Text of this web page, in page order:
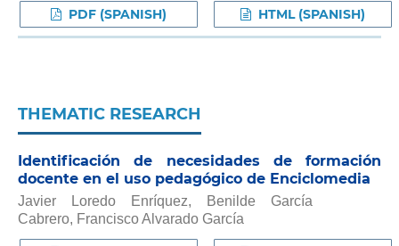
PDF (SPANISH) HTML (SPANISH)
THEMATIC RESEARCH
Identificación de necesidades de formación
docente en el uso pedagógico de Enciclomedia
Javier Loredo Enríquez, Benilde García
Cabrero, Francisco Alvarado García